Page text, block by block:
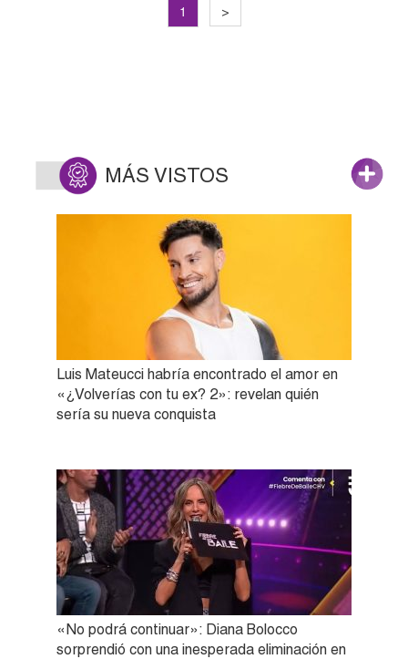
1 >
MÁS VISTOS
Luis Mateucci habría encontrado el amor en
«¿Volverías con tu ex? 2»: revelan quién
sería su nueva conquista
«No podrá continuar»: Diana Bolocco
sorprendió con una inesperada eliminación en